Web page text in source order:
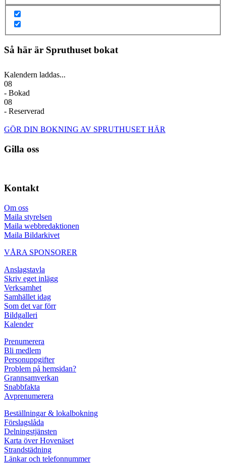
Så här är Spruthuset bokat
Kalendern laddas...
08
- Bokad
08
- Reserverad
GÖR DIN BOKNING AV SPRUTHUSET HÄR
Gilla oss
Kontakt
Om oss
Maila styrelsen
Maila webbredaktionen
Maila Bildarkivet
VÅRA SPONSORER
Anslagstavla
Skriv eget inlägg
Verksamhet
Samhället idag
Som det var förr
Bildgalleri
Kalender
Prenumerera
Bli medlem
Personuppgifter
Problem på hemsidan?
Grannsamverkan
Snabbfakta
Avprenumerera
Beställningar & lokalbokning
Förslagslåda
Delningstjänsten
Karta över Hovenäset
Strandstädning
Länkar och telefonnummer